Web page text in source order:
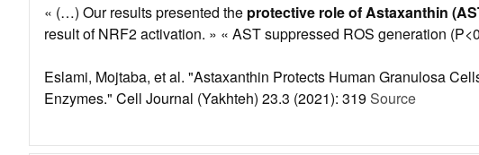
« (…) Our results presented the protective role of Astaxanthin
result of NRF2 activation. » « AST suppressed ROS generation
Eslami, Mojtaba, et al. "Astaxanthin Protects Human Granulosa
Enzymes." Cell Journal (Yakhteh) 23.3 (2021): 319 Source